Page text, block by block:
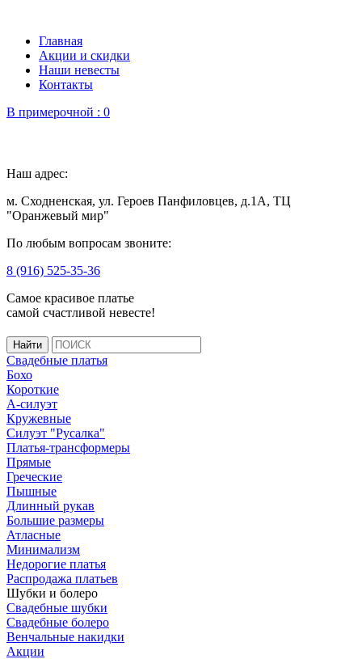
Главная
Акции и скидки
Наши невесты
Контакты
В примерочной : 0
Наш адрес:
м. Сходненская, ул. Героев Панфиловцев, д.1А, ТЦ
"Оранжевый мир"
По любым вопросам звоните:
8 (916) 525-35-36
Самое красивое платье
самой счастливой невесте!
Свадебные платья
Бохо
Короткие
А-силуэт
Кружевные
Силуэт "Русалка"
Платья-трансформеры
Прямые
Греческие
Пышные
Длинный рукав
Большие размеры
Атласные
Минимализм
Недорогие платья
Распродажа платьев
Шубки и болеро
Свадебные шубки
Свадебные болеро
Венчальные накидки
Акции